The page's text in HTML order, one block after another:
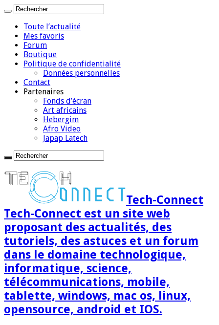
Toute l’actualité
Mes favoris
Forum
Boutique
Politique de confidentialité
Données personnelles
Contact
Partenaires
Fonds d’écran
Art africains
Hebergim
Afro Video
Japap Latech
Tech-Connect
Tech-Connect est un site web
proposant des actualités, des
tutoriels, des astuces et un forum
dans le domaine technologique,
informatique, science,
télécommunications, mobile,
tablette, windows, mac os, linux,
opensource, android et IOS.